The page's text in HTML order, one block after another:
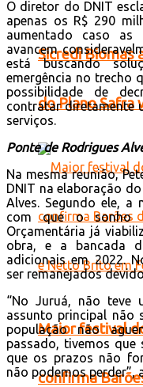
Sicredi Biomas
do Plano Safra
Maior festival
confirma
O diretor do DNIT
apenas os R$ 290
aumentado caso as
avancem
está buscando
emergência no trecho
possibilidade de
contratar diretamente
serviços.
Ponte de Rodrigues
Na mesma reunião,
DNIT na elaboração
Alves. Segundo ele,
com que o sonho
Orçamentária já
obra, e a bancada
adicionais em 2022.
ser remanejados
“No Juruá, não teve
assunto principal não
população não
passado, tivemos
que os prazos não
não podemos perder”,